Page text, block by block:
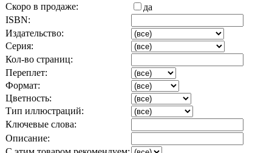
Скоро в продаже:
да
ISBN:
Издательство:
Серия:
Кол-во страниц:
Переплет:
Формат:
Цветность:
Тип иллюстраций:
Ключевые слова:
Описание: